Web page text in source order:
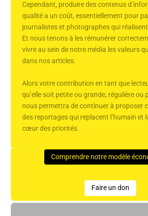
Cependant, produire des contenus
qualité a un coût, essentiellement pour
journalistes et photographes qui
Et nous tenons à les rémunérer
vivre au sein de notre média les valeurs
dans nos articles.
Alors votre contribution en tant que
qu’elle soit petite ou grande, régulière ou
nous permettra de continuer à proposer
des reportages qui replacent l’humain et
cœur des priorités.
Comprendre notre modèle
Faire un don